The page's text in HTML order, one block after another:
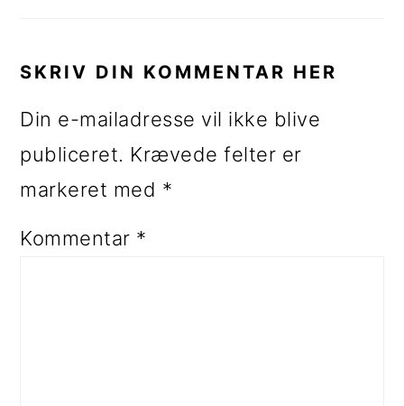
SKRIV DIN KOMMENTAR HER
Din e-mailadresse vil ikke blive
publiceret. Krævede felter er
markeret med *
Kommentar *